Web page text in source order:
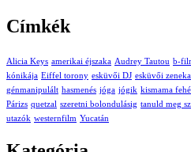
Címkék
Alicia Keys amerikai éjszaka Audrey Tautou b-
kónikája Eiffel torony esküvői DJ esküvői
génmanipulált hasmenés jóga jógik kismama
Párizs quetzal szeretni bolondulásig tanuld meg
utazók westernfilm Yucatán